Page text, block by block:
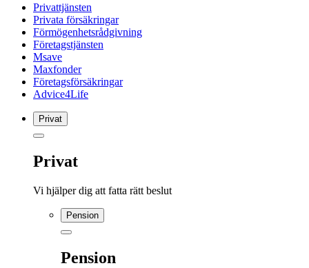
Privattjänsten
Privata försäkringar
Förmögenhetsrådgivning
Företagstjänsten
Msave
Maxfonder
Företagsförsäkringar
Advice4Life
Privat
Privat
Vi hjälper dig att fatta rätt beslut
Pension
Pension